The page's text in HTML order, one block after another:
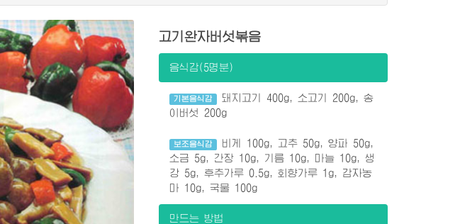
고기완자버섯볶음
음식감(5명분)
기본음식감
돼지고기 400g, 소고기 200g, 송
이버섯 200g
보조음식감
비게 100g, 고추 50g, 양파 50g,
소금 5g, 간장 10g, 기름 10g, 마늘 10g, 생
강 5g, 후추가루 0.5g, 회향가루 1g, 감자농
마 10g, 국물 100g
만드는 방법